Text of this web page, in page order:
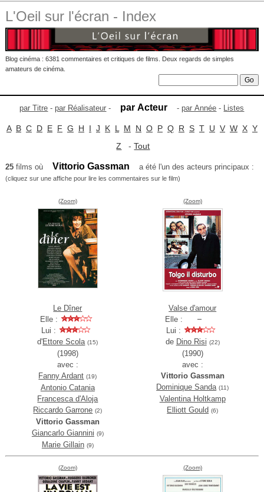
L'Oeil sur l'écran - Index
Blog cinéma : 6381 commentaires et critiques de films. Deux regards de simples
amateurs de cinéma.
par Titre -par Réalisateur - par Acteur -par Année - Listes
A B C D E F G H I J K L M N O P Q R S T U V W X Y
Z -Tout
25films où Vittorio Gassman a été l'un des acteurs principaux :
(cliquez sur une affiche pour lire les commentaires sur le film)
(Zoom)
Le Dîner
Elle :
Lui :
d'Ettore Scola (15)
(1998)
avec :
Fanny Ardant (19)
Antonio Catania
Francesca d'Aloja
Riccardo Garrone (2)
Vittorio Gassman
Giancarlo Giannini (9)
Marie Gillain (9)
(Zoom)
Valse d'amour
Elle :
Lui :
de Dino Risi (22)
(1990)
avec :
Vittorio Gassman
Dominique Sanda (11)
Valentina Holtkamp
Elliott Gould (6)
(Zoom) (Zoom)